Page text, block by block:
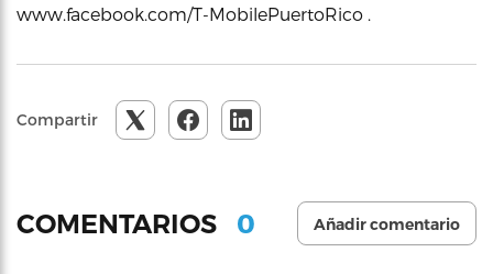
www.facebook.com/T-MobilePuertoRico .
Compartir
COMENTARIOS 0 Añadir comentario